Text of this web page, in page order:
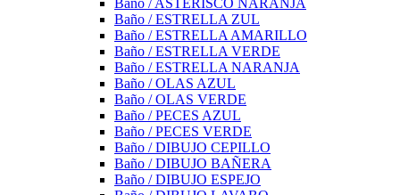
Baño / ASTERISCO NARANJA
Baño / ESTRELLA ZUL
Baño / ESTRELLA AMARILLO
Baño / ESTRELLA VERDE
Baño / ESTRELLA NARANJA
Baño / OLAS AZUL
Baño / OLAS VERDE
Baño / PECES AZUL
Baño / PECES VERDE
Baño / DIBUJO CEPILLO
Baño / DIBUJO BAÑERA
Baño / DIBUJO ESPEJO